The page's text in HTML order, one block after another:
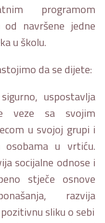
programom
od navršene jedne
u školu.
da se dijete:
uspostavlja
veze sa svojim
u svojoj grupi i
u vrtiću.
socijalne odnose i
stječe osnove
razvija
sliku o sebi